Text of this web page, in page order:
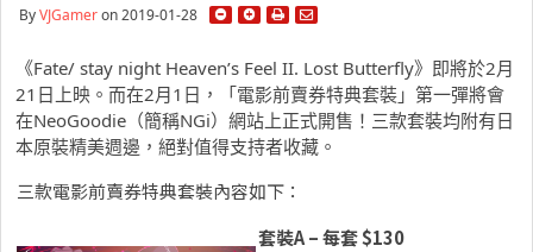
ByVJGameron 2019-01-28
《Fate/ stay night Heaven’s Feel II. Lost Butterfly》即將於2月
21日上映。而在2月1日，「電影前賣券特典套裝」第一彈將會
在NeoGoodie（簡稱NGi）網站上正式開售！三款套裝均附有日
本原裝精美週邊，絕對值得支持者收藏。
三款電影前賣券特典套裝內容如下：
套裝A –每套$130